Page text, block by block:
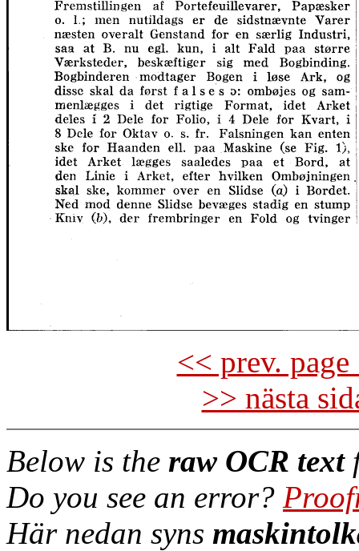
<< prev.
>> nästa
Below is the raw OCR text
Do you see an error?
Här nedan syns